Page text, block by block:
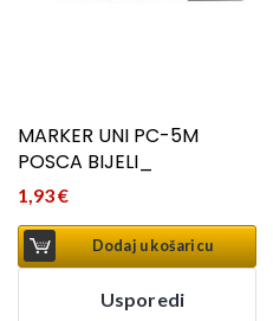
MARKER UNI PC-5M
POSCA BIJELI_
1,93€
Dodaj u košaricu
Usporedi